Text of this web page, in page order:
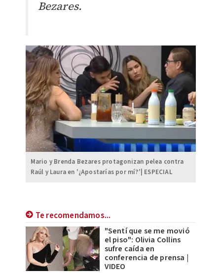
Bezares.
Mario y Brenda Bezares protagonizan pelea contra
Raúl y Laura en '¿Apostarías por mí?'| ESPECIAL
Te recomendamos...
"Sentí que se me movió
el piso": Olivia Collins
sufre caída en
conferencia de prensa |
VIDEO